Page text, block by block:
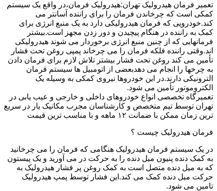
تعمیر فرمان هیدرولیک تهران:هیدرولیک فرمان،در واقع یک سیستم
کمکی است که چرخاندن فرمان را برای راننده آسانتر می
کند.خودرویی که فرمان هیدرولیکی دارد به یک منبع انرژی برای
کمک به راننده در هنگام پیچیدن و دور زدن مجهز است.بیشتر
فرمانهایی که از چنین منبع انرژی برخوردار می شوند هیدرولیکی
اند.وقتی راننده فلکه فرمان را می چرخاند پمپی روغن تحت فشار
تأمین می کند روغن تحت فشار بیشتر تلاش لازم برای فرمان دادن
به چرخها را انجام می دهدبعضی از اتومبیل ها سیستم فرمان
الترونیکی دارند.در این خودروها نیروی کمکی به وسیله یک
الکتروموتور تأمین می شود.
تعمیرگاه تخصصی انواع خودروهای داخلی و خارجی و عیب یابی در
تهران توسط تیم متخصص و کارشناسان مجرب مکانیک یار در سریع
ترین زمان ممکن با ضمانت ۱۲ ماهه و با مناسب ترین قیمت
فرمان هیدرولیک چیست ؟
در یک سیستم فرمان هیدرولیک هنگامی که فرمان را می چرخانید
به کمک دنده پنیون میل دنده را به حرکت در می آورید و یک پیستون
که به میل دنده متصل است به کمک روغن پر فشار هیدرولیک به
حرکت میل دنده کمک می کند.این فشار توسط پمپ هیدرولیک
تامین می شود.